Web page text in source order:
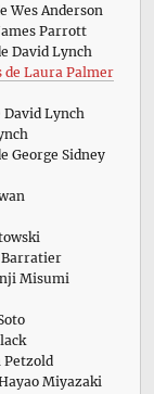
Wes Anderson
Parrott
David Lynch
de Laura Palmer
Lynch
George Sidney
Barratier
Misumi
Petzold
Miyazaki